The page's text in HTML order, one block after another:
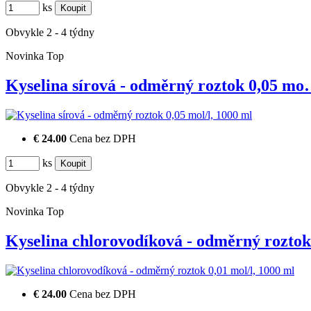
ks
Obvykle 2 - 4 týdny
Novinka Top
Kyselina sírová - odměrný roztok 0,05
€ 24.00 Cena bez DPH
ks
Obvykle 2 - 4 týdny
Novinka Top
Kyselina chlorovodíková - odměrný
€ 24.00 Cena bez DPH